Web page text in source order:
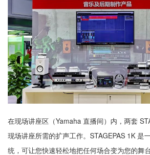
在现场讲座区（Yamaha 直播间）内，两套
现场讲座所需的扩声工作。STAGEPAS 1K 是
统，可让您快速轻松地把任何场合变为您的舞台